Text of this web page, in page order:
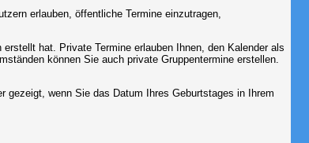
erlauben, öffentliche Termine einzutragen,
hat. Private Termine erlauben Ihnen, den Kalender als
können Sie auch private Gruppentermine erstellen.
wenn Sie das Datum Ihres Geburtstages in Ihrem